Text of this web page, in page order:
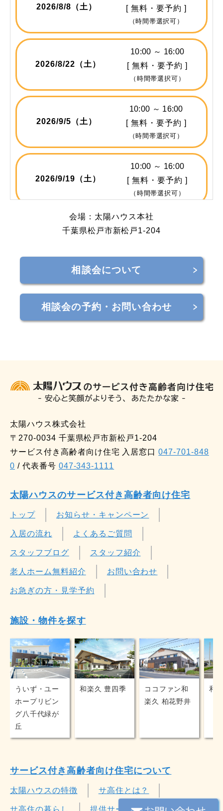
2026/8/8 （土）
[ 無料・要予約 ]
（時間帯選択可）
2026/8/22 （土）
10:00 ～ 16:00
[ 無料・要予約 ]
（時間帯選択可）
2026/9/5 （土）
10:00 ～ 16:00
[ 無料・要予約 ]
（時間帯選択可）
2026/9/19 （土）
10:00 ～ 16:00
[ 無料・要予約 ]
（時間帯選択可）
10/10（土）
2026/10/24（土）
[ 無料・要予約 ]
（時間帯選択可）
10:00 ～ 16:00
2026/ 12/5（土）
10:00 ～ 16:00
2026/
10:00 ～ 16:00
[ 無料・要予約 ]
（時間帯選択可）
会場：太陽ハウス本社
千葉県松戸市新松戸1-204
相談会について
相談会の予約・お問い合わせ
太陽ハウス株式会社
〒270-0034 千葉県松戸市新松戸1-204
サービス付き高齢者向け住宅 入居窓口047-701-848
0 / 代表番号 047-343-1111
太陽ハウスのサービス付き高齢者向け住宅
トップ お知らせ・キャンペーン
入居の流れ よくあるご質問
スタッフブログ スタッフ紹介
老人ホーム無料紹介 お問い合わせ
お急ぎの方・見学予約
施設・物件を探す
ういず・ユー
ホープリビン
グ八千代緑が
丘
和楽久 豊四季
ココファン和
楽久 柏花野井
和
サービス付き高齢者向け住宅について
太陽ハウスの特徴 サ高住とは？
サ高住の暮らし 提供サービス一例